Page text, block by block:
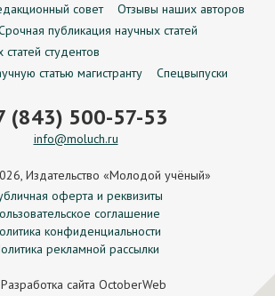
совет
Отзывы наших авторов
публикация научных статей
студентов
статью магистранту
Спецвыпуски
(843) 500-57-53
info@moluch.ru
Издательство «Молодой учёный»
оферта и реквизиты
соглашение
конфиденциальности
рекламной рассылки
Разработка сайта OctoberWeb